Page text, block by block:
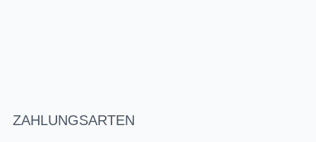
ZAHLUNGSARTEN